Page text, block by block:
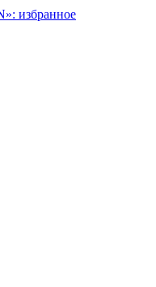
избранное